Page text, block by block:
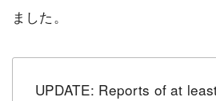
ました。
UPDATE: Reports of at